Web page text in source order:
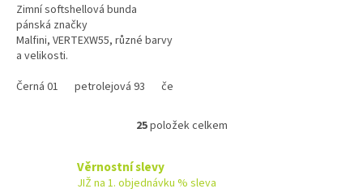
Zimní softshellová bunda
pánská značky
Malfini, VERTEXW55, různé barvy
a velikosti.
Černá 01
petrolejová 93 červená 23
O
á
25položek celkem
Věrnostní slevy
JIŽ na 1. objednávku % sleva